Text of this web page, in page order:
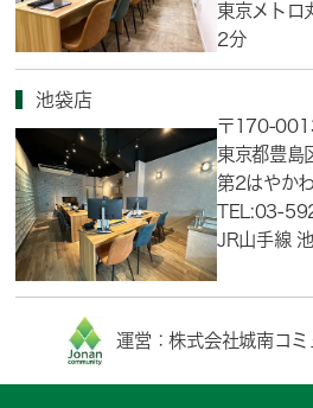
東京メトロ
2分
池袋店
〒170-
東京都豊島
第2はやか
TEL:03-
JR山手線
運営：株式会社城南コミ